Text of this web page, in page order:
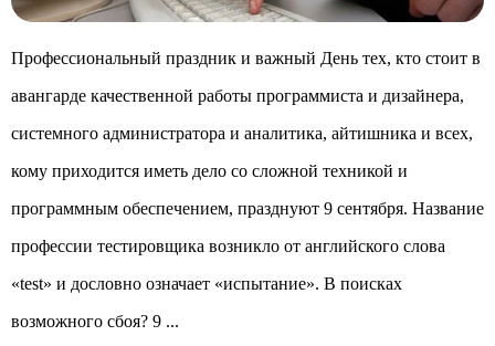
Профессиональный праздник и важный День тех, кто стоит в
авангарде качественной работы программиста и дизайнера,
системного администратора и аналитика, айтишника и всех,
кому приходится иметь дело со сложной техникой и
программным обеспечением, празднуют 9 сентября. Название
профессии тестировщика возникло от английского слова
«test» и дословно означает «испытание». В поисках
возможного сбоя? 9 ...